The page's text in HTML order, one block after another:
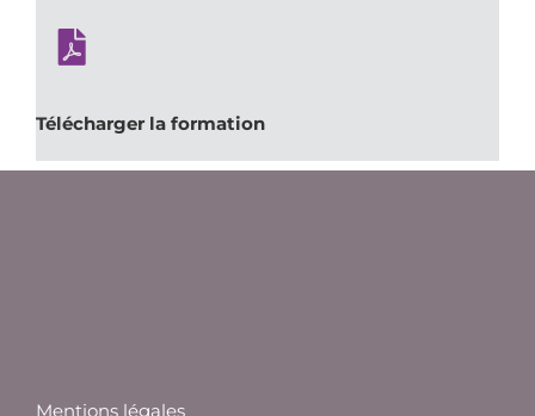
Télécharger la formation
Mentions légales